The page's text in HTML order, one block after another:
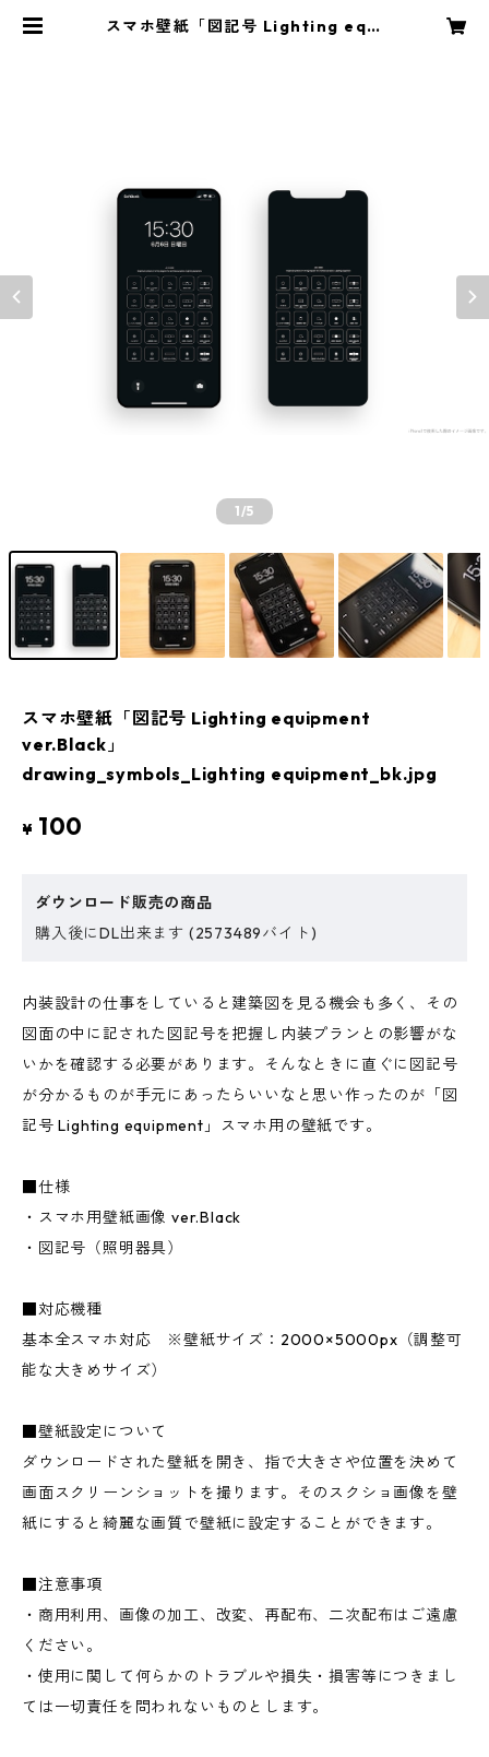
スマホ壁紙「図記号 Lighting equi
1/5
スマホ壁紙「図記号 Lighting equipment
ver.Black」
drawing_symbols_Lighting equipment_bk.jpg
¥ 100
ダウンロード販売の商品
購入後にDL出来ます (2573489バイト)
内装設計の仕事をしていると建築図を見る機会も多く、その
図面の中に記された図記号を把握し内装プランとの影響がな
いかを確認する必要があります。そんなときに直ぐに図記号
が分かるものが手元にあったらいいなと思い作ったのが「図
記号 Lighting equipment」スマホ用の壁紙です。
■仕様
・スマホ用壁紙画像 ver.Black
・図記号（照明器具）
■対応機種
基本全スマホ対応 ※壁紙サイズ：2000×5000px（調整可
能な大きめサイズ）
■壁紙設定について
ダウンロードされた壁紙を開き、指で大きさや位置を決めて
画面スクリーンショットを撮ります。そのスクショ画像を壁
紙にすると綺麗な画質で壁紙に設定することができます。
■注意事項
・商用利用、画像の加工、改変、再配布、二次配布はご遠慮
ください。
・使用に関して何らかのトラブルや損失・損害等につきまし
ては一切責任を問われないものとします。